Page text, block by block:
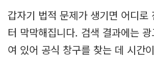
갑자기 법적 문제가 생기면 어디로
터 막막해집니다. 검색 결과에는
여 있어 공식 창구를 찾는 데 시간